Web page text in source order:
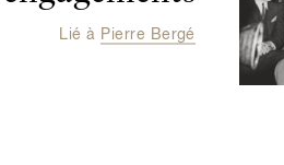
Lié à Pierre Bergé